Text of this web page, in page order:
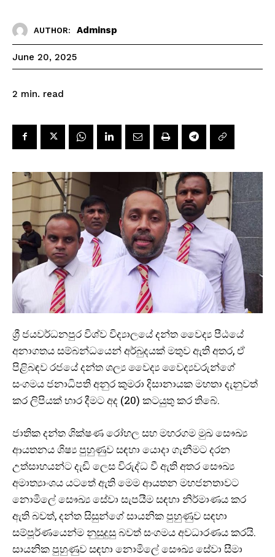
AUTHOR: Adminsp
June 20, 2025
2 min. read
ශ්‍රී ජයවර්ධනපුර විශ්ව විද්‍යාලයේ දන්ත වෛද්‍ය පීඨයේ
අනාගතය සම්බන්ධයෙන් අර්බුදයක් මතුව ඇති අතර, ඒ
පිළිබඳව රජයේ දන්ත ශල්‍ය වෛද්‍ය වෛද්‍යවරුන්ගේ
සංගමය ජනාධිපති අනුර කුමරා දිසානායක මහතා දැනුවත්
කර ලිපියක් භාර දීමට අද (20) කටයුතු කර තිබේ.
ජාතික දන්ත ශික්ෂණ රෝහල සහ මහරගම මුඛ සෞඛ්‍ය
ආයතනය ශිෂ්‍ය පුහුණුව සඳහා යොදා ගැනීමට දරන
උත්සාහයන්ට දැඩි ලෙස විරුද්ධ වී ඇති අතර සෞඛ්‍ය
අමාත්‍යාංශය යටතේ ඇති මෙම ආයතන මහජනතාවට
නොමිලේ සෞඛ්‍ය සේවා සැපයීම සඳහා නිර්මාණය කර
ඇති බවත්, දන්ත සිසුන්ගේ සායනික පුහුණුව සඳහා
සම්පූර්ණයෙන්ම නුසුදුසු බවත් සංගමය අවධාරණය කරයි.
සායනික පුහුණුව සඳහා නොමිලේ සෞඛ්‍ය සේවා සීමා